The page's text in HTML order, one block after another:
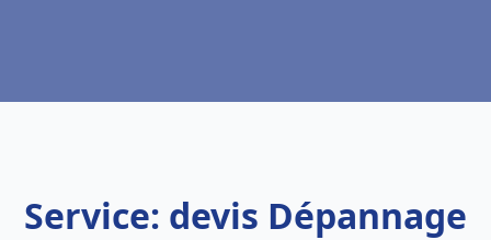
Service: devis Dépannage